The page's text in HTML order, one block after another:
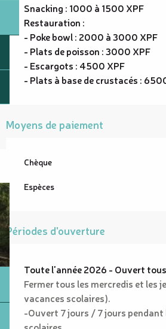
Snacking : 1000 à 1500 XPF
Restauration :
- Poke bowl : 2000 à 3000 XPF
- Plats de poisson : 3000 XPF
- Escargots : 4500 XPF
- Plats à base de crustacés :
Moyens de paiement
Chèque
Espèces
Périodes d'ouverture
Toute l'année 2026 - Ouvert
Fermer tous les mercredis et les
vacances scolaires).
-Ouvert 7 jours / 7 jours pendant
scolaires.